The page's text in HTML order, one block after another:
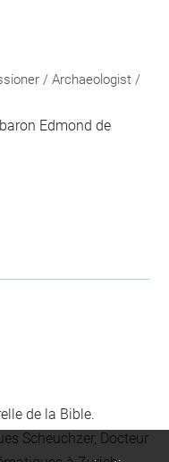
/ Archaeologist /
Edmond de
de la Bible.
Scheuchzer, Docteur